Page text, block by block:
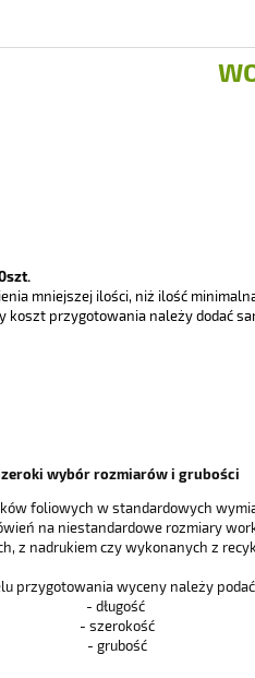
mniejszej ilości, niż ilość
koszt przygotowania należy dodać
wybór rozmiarów i grubości
foliowych w standardowych
na niestandardowe rozmiary
z nadrukiem czy wykonanych z
przygotowania wyceny należy
- długość
- szerokość
- grubość